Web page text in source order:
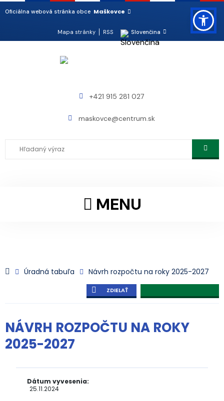
Oficiálna webová stránka obce Maškovce
Mapa stránky RSS Slovenčina
+421 915 281 027
maskovce@centrum.sk
MENU
Úradná tabuľa Návrh rozpočtu na roky 2025-2027
ZDIELAŤ
NÁVRH ROZPOČTU NA ROKY
2025-2027
Dátum vyvesenia:
25.11.2024